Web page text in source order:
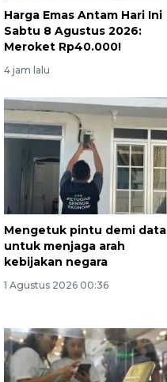
Harga Emas Antam Hari Ini
Sabtu 8 Agustus 2026:
Meroket Rp40.000!
4 jam lalu
Mengetuk pintu demi data
untuk menjaga arah
kebijakan negara
1 Agustus 2026 00:36